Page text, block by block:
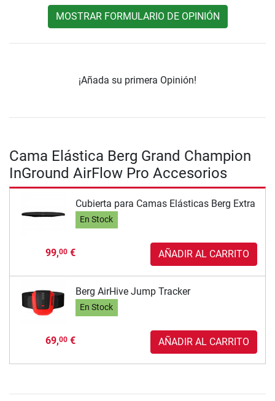
MOSTRAR FORMULARIO DE OPINIÓN
¡Añada su primera Opinión!
Cama Elástica Berg Grand Champion
InGround AirFlow Pro Accesorios
Cubierta para Camas Elásticas Berg Extra
En Stock
99,00€ AÑADIR AL CARRITO
Berg AirHive Jump Tracker
En Stock
69,00€ AÑADIR AL CARRITO